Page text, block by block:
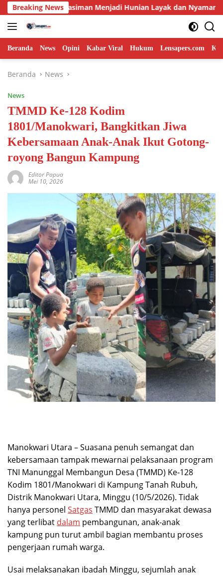
Langsung
ke
konten
Breaking News
Menjadi Hunian Layak dan Nyaman Memasuki
Beranda News Opini Kabar Viral Hukum Lensapers.com
Beranda News
News
TMMD Ke-128 Kodim
1801/Manokwari, Bangkitkan Jiwa
Kebersamaan Anak-Anak Ikut Gotong-
royong Bangun Kampung
Editor Papua
Mei 10, 2026
Manokwari Utara – Suasana penuh semangat dan
kebersamaan tampak mewarnai pelaksanaan program
TNI Manunggal Membangun Desa (TMMD) Ke-128
Kodim 1801/Manokwari di Kampung Tanah Rubuh,
Distrik Manokwari Utara, Minggu (10/5/2026). Tidak
hanya personel Satgas TMMD dan masyarakat dewasa
yang terlibat dalam pembangunan, anak-anak
kampung pun turut ambil bagian membantu proses
pengerjaan rumah warga.
Usai melaksanakan ibadah Minggu, sejumlah anak